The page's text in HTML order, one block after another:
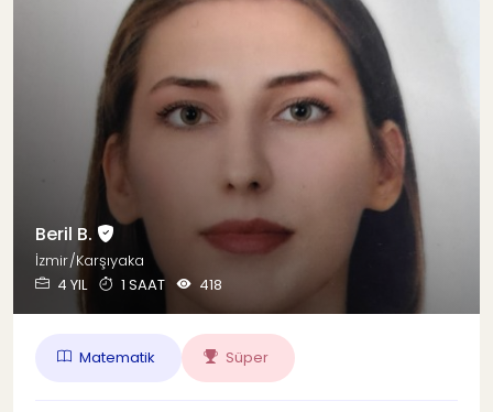
Beril B.
İzmir/Karşıyaka
4 YIL
1 SAAT 418
Matematik Süper